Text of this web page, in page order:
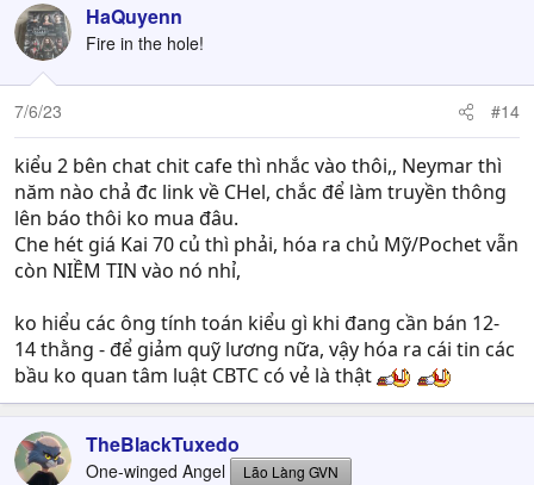
c
t
i
o
n
HaQuyenn
Fire in the hole!
7/6/23 #14
kiểu 2 bên chat chit cafe thì nhắc vào thôi,, Neymar thì
năm nào chả đc link về CHel, chắc để làm truyền thông
lên báo thôi ko mua đâu.
Che hét giá Kai 70 củ thì phải, hóa ra chủ Mỹ/Pochet vẫn
còn NIỀM TIN vào nó nhỉ,
ko hiểu các ông tính toán kiểu gì khi đang cần bán 12-
14 thằng - để giảm quỹ lương nữa, vậy hóa ra cái tin các
bầu ko quan tâm luật CBTC có vẻ là thật
TheBlackTuxedo
One-winged Angel Lão Làng GVN